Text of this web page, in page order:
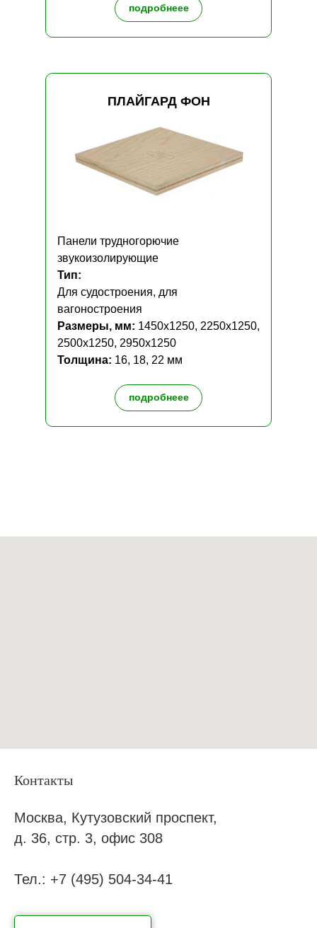
подробнеее
подробнеее
Панели трудногорючие
звукоизолирующие
Тип:
Для судостроения, для
вагоностроения
Размеры, мм: 1450х1250, 2250х1250,
2500х1250, 2950х1250
Толщина: 16, 18, 22 мм
ПЛАЙГАРД ФОН
Контакты
Москва, Кутузовский проспект,
д. 36, стр. 3, офис 308
Тел.: +7 (495) 504-34-41